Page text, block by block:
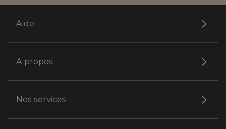
Aide
A propos
Nos services